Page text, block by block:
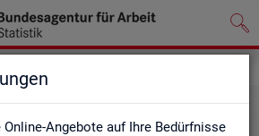
Angebote auf Ihre Bedürfnisse